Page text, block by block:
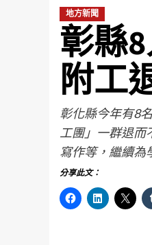
地方新聞
彰縣
附工
彰化縣今年有8
工團」一群退而
寫作等，繼續為
分享此文：